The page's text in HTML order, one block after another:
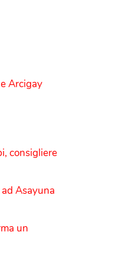
Arcigay
consigliere
Asayuna
un